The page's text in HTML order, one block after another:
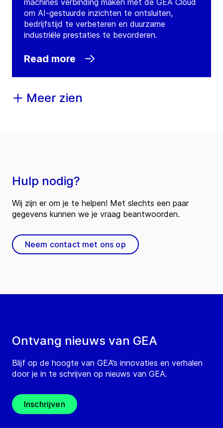
machines verbinding maken met de GEA Cloud
om AI-gestuurde inzichten te ontsluiten,
bedrijfstijd te verbeteren en duurzame
industriële prestaties te bevorderen.
Read more
Meer zien
Ontvang nieuws van GEA
Blijf op de hoogte van GEA’s innovaties en verhalen
door je in te schrijven op nieuws van GEA.
Inschrijven
Hulp nodig?
Wij zijn er om je te helpen! Met slechts een paar
gegevens kunnen we je vraag beantwoorden.
Neem contact met ons op